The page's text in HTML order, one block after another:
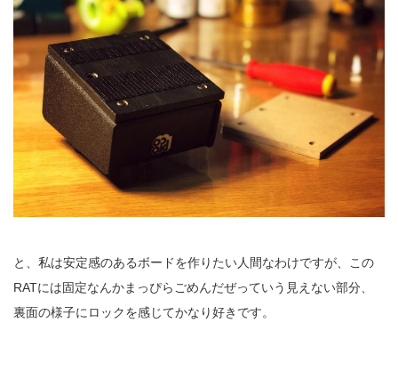
と、私は安定感のあるボードを作りたい人間なわけですが、この
RATには固定なんかまっぴらごめんだぜっていう見えない部分、
裏面の様子にロックを感じてかなり好きです。